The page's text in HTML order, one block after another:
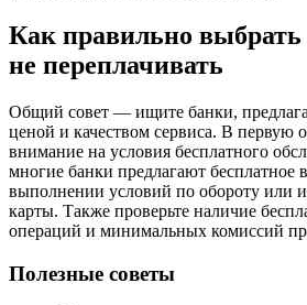
Как правильно
не переплачивать
Общий совет — ищите банки,
ценой и качеством сервиса. В первую
внимание на условия бесплатного
многие банки предлагают бесплатное
выполнении условий по обороту или
карты. Также проверьте наличие
операций и минимальных комиссий
Полезные советы